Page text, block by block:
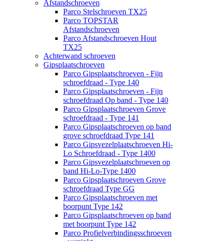
Afstandschroeven
Parco Stelschroeven TX25
Parco TOPSTAR
Afstandschroeven
Parco Afstandschroeven Hout
TX25
Achterwand schroeven
Gipsplaatschroeven
Parco Gipsplaatschroeven - Fijn
schroefdraad - Type 140
Parco Gipsplaatschroeven - Fijn
schroefdraad Op band - Type 140
Parco Gipsplaatschroeven Grove
schroefdraad - Type 141
Parco Gipsplaatschroeven op band
grove schroefdraad Type 141
Parco Gipsvezelplaatschroeven Hi-
Lo Schroefdraad - Type 1400
Parco Gipsvezelplaatschroeven op
band Hi-Lo-Type 1400
Parco Gipsplaatschroeven Grove
schroefdraad Type GG
Parco Gipsplaatschroeven met
boorpunt Type 142
Parco Gipsplaatschroeven op band
met boorpunt Type 142
Parco Profielverbindingsschroeven